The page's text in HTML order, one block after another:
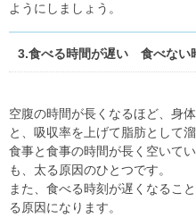
ようにしましょう。
3.食べる時間が遅い 食べない
空腹の時間が長くなるほど、身
と、吸収率を上げて脂肪として
食事と食事の時間が長く空いて
も、太る原因のひとつです。
また、食べる時刻が遅くなるこ
る原因になります。